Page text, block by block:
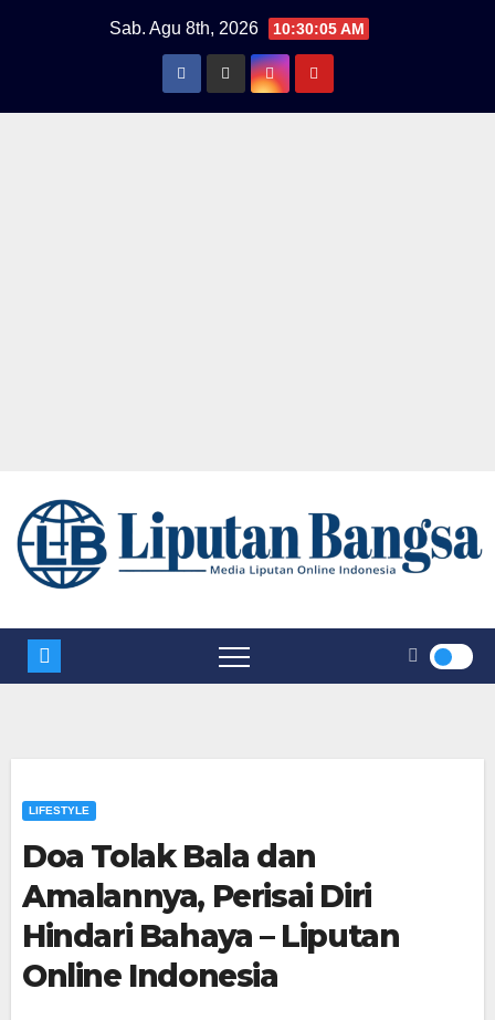
Sab. Agu 8th, 2026 10:30:05 AM
LIFESTYLE
Doa Tolak Bala dan
Amalannya, Perisai Diri
Hindari Bahaya – Liputan
Online Indonesia